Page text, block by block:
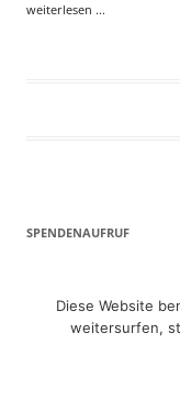
weiterlesen ...
SPENDENAUFRUF
Gerichtsprozessen
Diese Website
weitersurfen,